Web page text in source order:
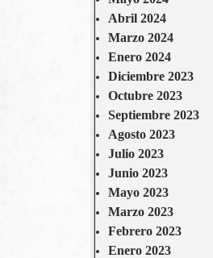
Abril 2024
Marzo 2024
Enero 2024
Diciembre 2023
Octubre 2023
Septiembre 2023
Agosto 2023
Julio 2023
Junio 2023
Mayo 2023
Marzo 2023
Febrero 2023
Enero 2023